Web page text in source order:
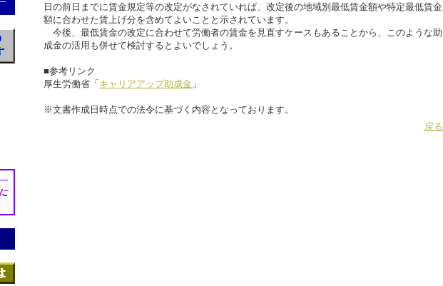
日の前日までに賃金規定等の改定がなされていれば、改定後の地域別最低賃金額や特定最低賃金
額に合わせた賃上げ分を含めてよいことと示されています。
今後、最低賃金の改定に合わせて労働者の賃金を見直すケースもあることから、このような助
成金の活用も併せて検討するとよいでしょう。
■参考リンク
厚生労働省「キャリアアップ助成金 」
※文書作成日時点での法令に基づく内容となっております。
戻る